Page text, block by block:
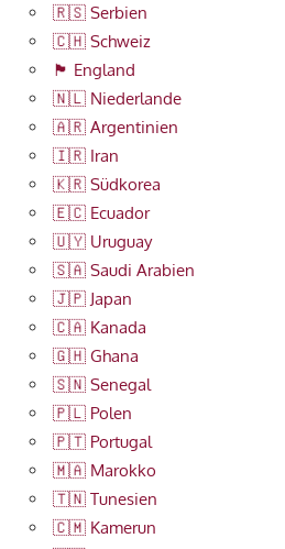
🇷🇸 Serbien
🇨🇭 Schweiz
🏴󠁧󠁢󠁥󠁮󠁧󠁿 England
🇳🇱 Niederlande
🇦🇷 Argentinien
🇮🇷 Iran
🇰🇷 Südkorea
🇪🇨 Ecuador
🇺🇾 Uruguay
🇸🇦 Saudi Arabien
🇯🇵 Japan
🇨🇦 Kanada
🇬🇭 Ghana
🇸🇳 Senegal
🇵🇱 Polen
🇵🇹 Portugal
🇲🇦 Marokko
🇹🇳 Tunesien
🇨🇲 Kamerun